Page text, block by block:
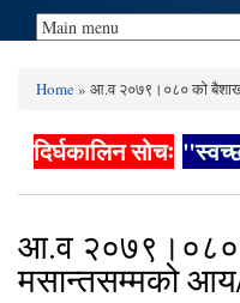
Home» आ.व २०७९।०८० को
दिर्घकालिन सोचः
आ.व २०७९।०८०
मसान्तसम्मको